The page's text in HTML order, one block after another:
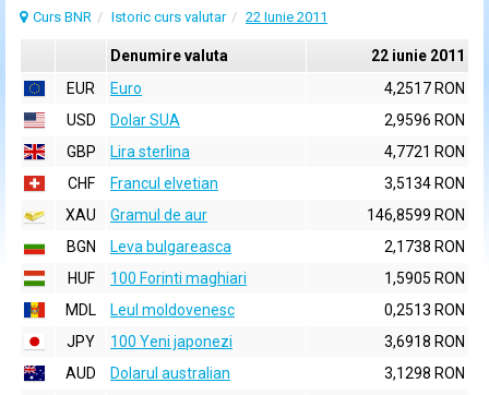
Curs BNR Istoric curs valutar 22 Iunie 2011
Denumire valuta
22 iunie 2011
EUR
Euro
4,2517 RON
USD
Dolar SUA
2,9596 RON
GBP
Lira sterlina
4,7721 RON
CHF
Francul elvetian
3,5134 RON
XAU
Gramul de aur
146,8599 RON
BGN
Leva bulgareasca
2,1738 RON
HUF
100 Forinti maghiari
1,5905 RON
MDL
Leul moldovenesc
0,2513 RON
JPY
100 Yeni japonezi
3,6918 RON
AUD
Dolarul australian
3,1298 RON